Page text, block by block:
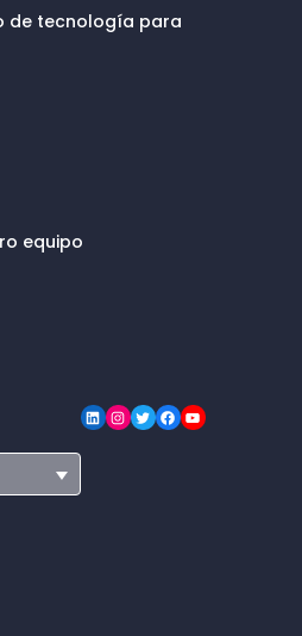
de tecnología para
equipo
LinkedIn
Instagram
Twitter
Facebook
YouTube